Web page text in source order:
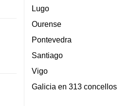
Lugo
Ourense
Pontevedra
Santiago
Vigo
Galicia en 313 concellos